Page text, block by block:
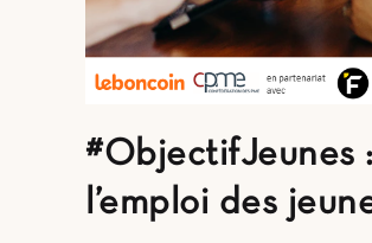
#ObjectifJeunes
l’emploi des